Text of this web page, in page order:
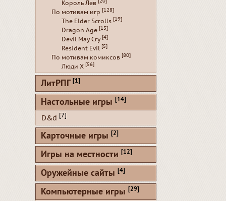
Король Лев
По мотивам игр [128]
The Elder Scrolls [19]
Dragon Age [15]
Devil May Cry [4]
Resident Evil [5]
По мотивам комиксов [80]
Люди Х [56]
ЛитРПГ [1]
Настольные игры [14]
D&d [7]
Карточные игры [2]
Игры на местности [12]
Оружейные сайты [4]
Компьютерные игры [29]